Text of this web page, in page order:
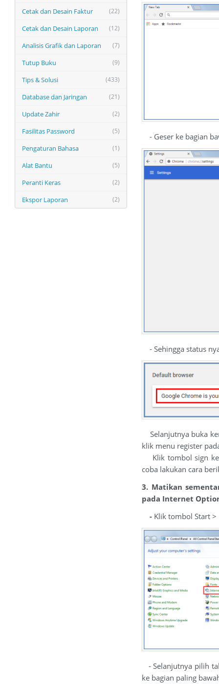
(22)
Cetak dan Desain Faktur
(12)
Cetak dan Desain Laporan
(7)
Analisis Grafik dan Laporan
(9)
Tutup Buku
(433)
Tips & Solusi
(21)
Database dan Jaringan
(2)
Update Zahir
(5)
Fasilitas Password
(1)
Pengaturan Bahasa
(5)
Alat Bantu
(2)
Peranti Keras
(2)
Ekspor Laporan
- Geser ke bagian
- Sehingga status
Selanjutnya buka
klik menu register
Klik tombol sign
coba lakukan cara
3. Matikan
pada Internet
- Klik tombol Start
- Selanjutnya pilih
ke bagian paling